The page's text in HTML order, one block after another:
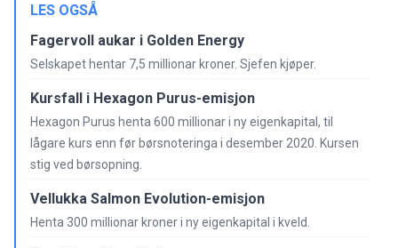
LES OGSÅ
Fagervoll aukar i Golden Energy
Selskapet hentar 7,5 millionar kroner. Sjefen kjøper.
Kursfall i Hexagon Purus-emisjon
Hexagon Purus henta 600 millionar i ny eigenkapital, til
lågare kurs enn før børsnoteringa i desember 2020. Kursen
stig ved børsopning.
Vellukka Salmon Evolution-emisjon
Henta 300 millionar kroner i ny eigenkapital i kveld.